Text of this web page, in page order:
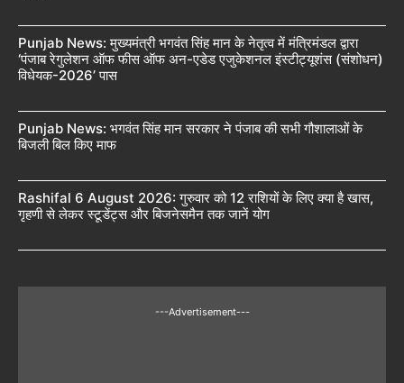
Punjab News: मुख्यमंत्री भगवंत सिंह मान के नेतृत्व में मंत्रिमंडल द्वारा
‘पंजाब रेगुलेशन ऑफ फीस ऑफ अन-एडेड एजुकेशनल इंस्टीट्यूशंस (संशोधन)
विधेयक-2026’ पास
Punjab News: भगवंत सिंह मान सरकार ने पंजाब की सभी गौशालाओं के
बिजली बिल किए माफ
Rashifal 6 August 2026: गुरुवार को 12 राशियों के लिए क्या है खास,
गृहणी से लेकर स्टूडेंट्स और बिजनेसमैन तक जानें योग
---Advertisement---